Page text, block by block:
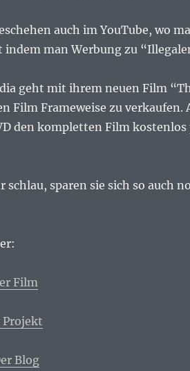
auch im YouTube, wo
man Werbung zu
geht mit ihrem neuen Film
Film Frameweise zu verkaufen.
den kompletten Film kostenlos
schlau, sparen sie sich so auch
Film
Projekt
Blog